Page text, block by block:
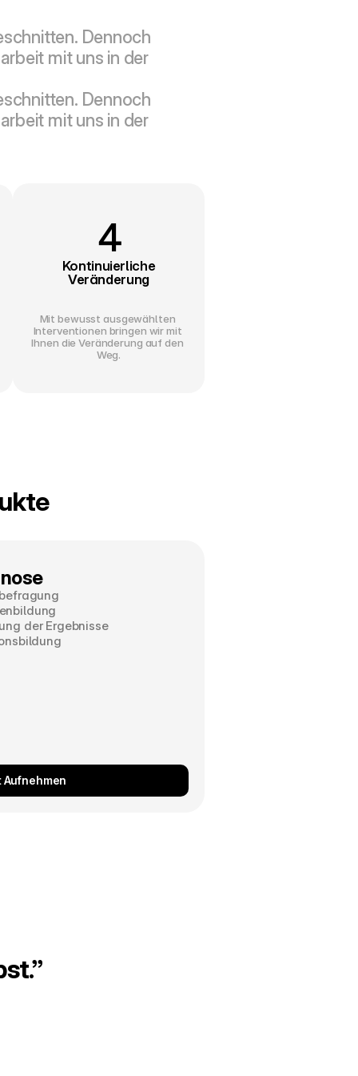
Dennoch
mit uns in der
Dennoch
mit uns in der
4
Kontinuierliche
Veränderung
Mit bewusst ausgewählten
Interventionen bringen wir mit
Ihnen die Veränderung auf den
Weg.
der Ergebnisse
Aufnehmen